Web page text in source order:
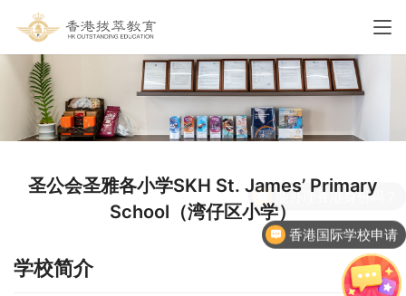
圣公会圣雅各小学SKH St. James’ Primary
School（湾仔区小学）
学校简介
香港国际学校申请